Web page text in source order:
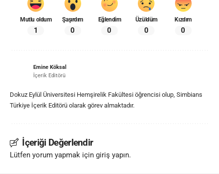
Mutlu oldum
1
Şaşırdım
0
Eğlendim
0
Üzüldüm
0
Kızdım
0
Emine Köksal
İçerik Editörü
Dokuz Eylül Üniversitesi Hemşirelik Fakültesi öğrencisi olup, Simbians
Türkiye İçerik Editörü olarak görev almaktadır.
İçeriği Değerlendir
Lütfen yorum yapmak için giriş yapın.